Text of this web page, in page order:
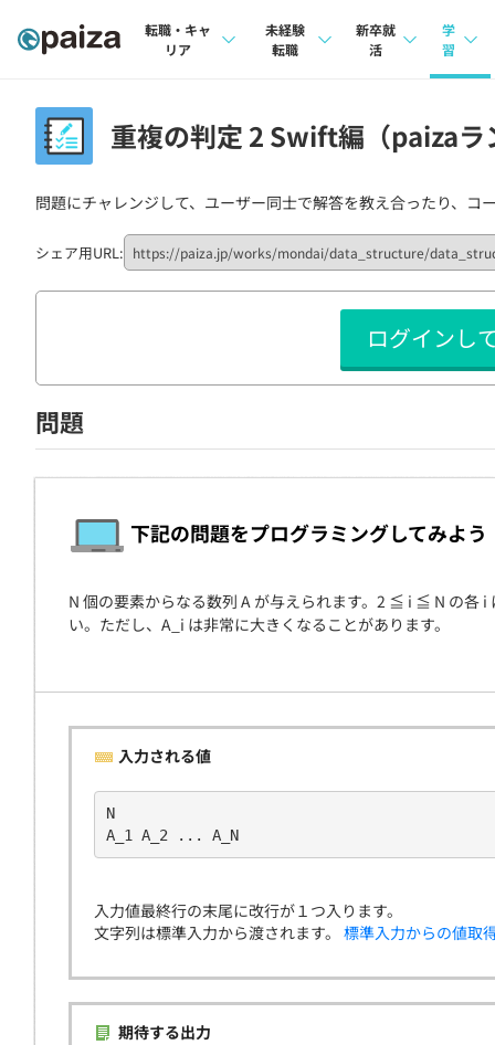
転職・キャ
リア
インタビュー
転職成功ガイド
転職エージェント
未経験
転職
インタビュー
転職成功ガイド
新卒就
活
本選考
新卒エージェント
イベント・セミナー
インタビュー
就活成功ガイド
学
習
4択
ナレ
リフ
プラン
個人
学校
契約
重複の判定 2 Swift編（paizaラ
問題にチャレンジして、ユーザー同士で解答を教え合ったり、コ
シェア用URL:
ログインし
問題
下記の問題をプログラミングしてみよう
N 個の要素からなる数列 A が与えられます。2 ≦ i ≦ N の各
い。ただし、A_i は非常に大きくなることがあります。
入力される値
N
A_1 A_2 ... A_N
入力値最終行の末尾に改行が１つ入ります。
文字列は標準入力から渡されます。 標準入力からの値取
期待する出力